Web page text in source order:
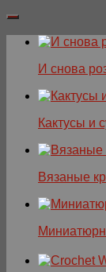
И снова
Кактусы и
Вязаные